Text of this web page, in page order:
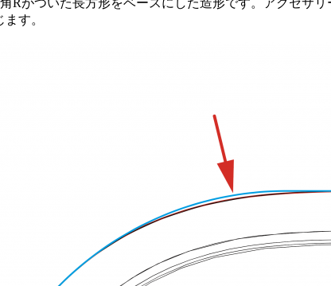
Rがついた長方形をベースにした造形です。アクセサ
す。